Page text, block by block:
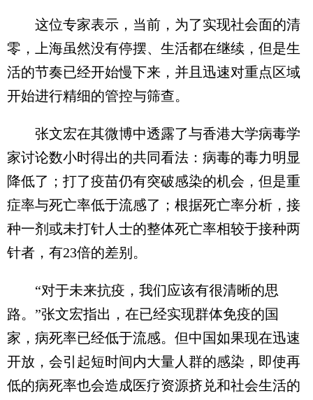
这位专家表示，当前，为了实现社会面的清
零，上海虽然没有停摆、生活都在继续，但是生
活的节奏已经开始慢下来，并且迅速对重点区域
开始进行精细的管控与筛查。
张文宏在其微博中透露了与香港大学病毒学
家讨论数小时得出的共同看法：病毒的毒力明显
降低了；打了疫苗仍有突破感染的机会，但是重
症率与死亡率低于流感了；根据死亡率分析，接
种一剂或未打针人士的整体死亡率相较于接种两
针者，有23倍的差别。
“对于未来抗疫，我们应该有很清晰的思
路。”张文宏指出，在已经实现群体免疫的国
家，病死率已经低于流感。但中国如果现在迅速
开放，会引起短时间内大量人群的感染，即使再
低的病死率也会造成医疗资源挤兑和社会生活的